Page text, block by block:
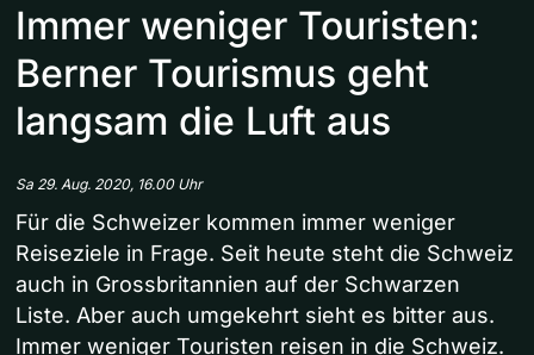
Immer weniger Touristen:
Berner Tourismus geht
langsam die Luft aus
Sa 29. Aug. 2020, 16.00 Uhr
Für die Schweizer kommen immer weniger
Reiseziele in Frage. Seit heute steht die Schweiz
auch in Grossbritannien auf der Schwarzen
Liste. Aber auch umgekehrt sieht es bitter aus.
Immer weniger Touristen reisen in die Schweiz.